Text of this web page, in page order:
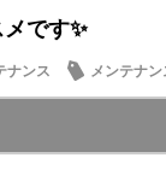
です✨
ナンス
メンテナ